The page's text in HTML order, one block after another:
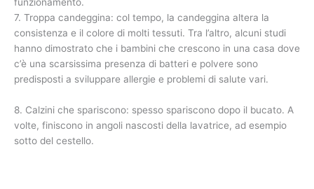
7. Troppa candeggina: col tempo, la candeggina altera la
consistenza e il colore di molti tessuti. Tra l’altro, alcuni studi
hanno dimostrato che i bambini che crescono in una casa dove
c’è una scarsissima presenza di batteri e polvere sono
predisposti a sviluppare allergie e problemi di salute vari.
8. Calzini che spariscono: spesso spariscono dopo il bucato. A
volte, finiscono in angoli nascosti della lavatrice, ad esempio
sotto del cestello.